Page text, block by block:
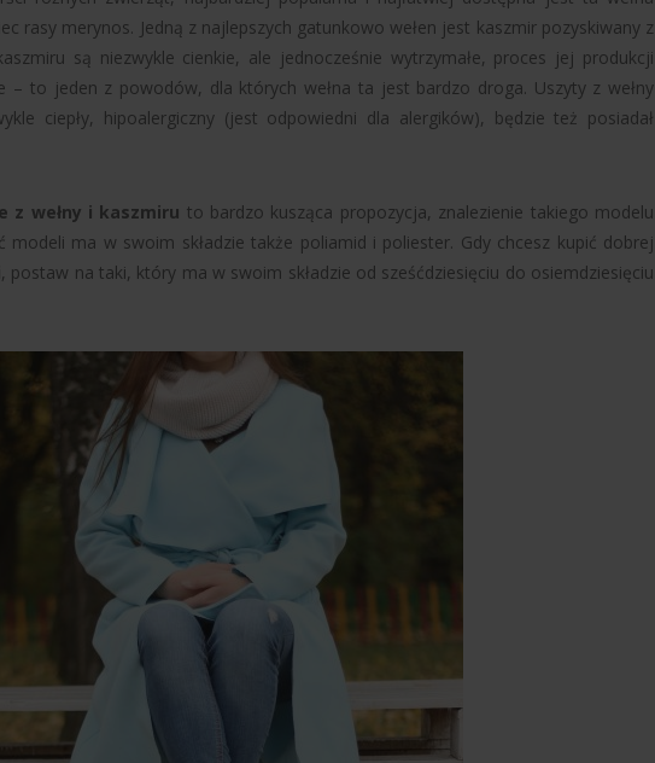
rasy merynos. Jedną z najlepszych gatunkowo wełen jest kaszmir pozyskiwany z
są niezwykle cienkie, ale jednocześnie wytrzymałe, proces jej produkcji
– to jeden z powodów, dla których wełna ta jest bardzo droga. Uszyty z wełny
ciepły, hipoalergiczny (jest odpowiedni dla alergików), będzie też posiadał
z wełny i kaszmiru to bardzo kusząca propozycja, znalezienie takiego modelu
modeli ma w swoim składzie także poliamid i poliester. Gdy chcesz kupić dobrej
, postaw na taki, który ma w swoim składzie od sześćdziesięciu do osiemdziesięciu